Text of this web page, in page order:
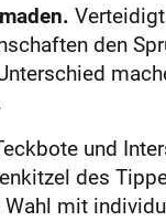
den
und
des
Wahl mit